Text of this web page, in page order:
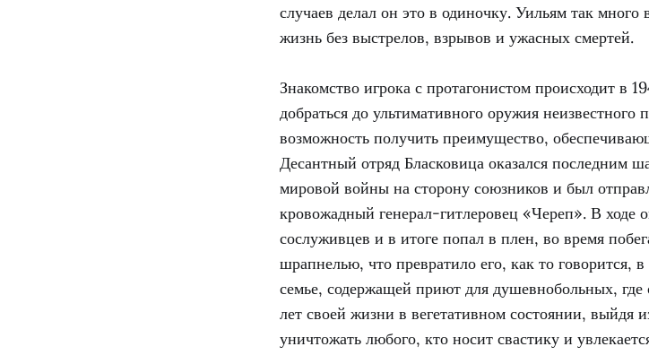
случаев делал он это в одиночку. Уильям так
жизнь без выстрелов, взрывов и ужасных смертей.
Знакомство игрока с протагонистом происходит в
добраться до ультимативного оружия
возможность получить преимущество,
Десантный отряд Бласковица оказался последним
мировой войны на сторону союзников и был
кровожадный генерал-гитлеровец «Череп». В ходе
сослуживцев и в итоге попал в плен, во время
шрапнелью, что превратило его, как то говорится,
семье, содержащей приют для душевнобольных,
лет своей жизни в вегетативном состоянии, выйдя
уничтожать любого, кто носит свастику и